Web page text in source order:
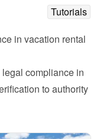
Tutorials
in vacation rental
compliance in
to authority